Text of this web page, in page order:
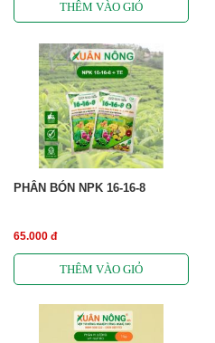
PHÂN BÓN NPK 16-16-8
65.000 đ